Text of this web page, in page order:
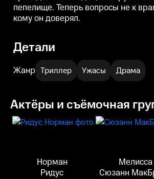
пепелище. Теперь вопросы не к
кому он доверял.
Детали
Жанр Триллер Ужасы Драма
Актёры и съёмочная
Норман
Ридус
Мелисса
Сюзанн